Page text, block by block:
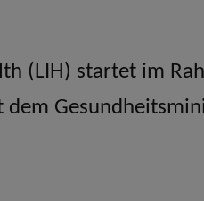
(LIH) startet im
dem